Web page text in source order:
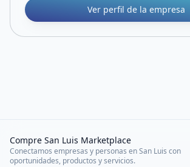
Ver perfil de la empresa
Compre San Luis Marketplace
Conectamos empresas y personas en San Luis con
oportunidades, productos y servicios.